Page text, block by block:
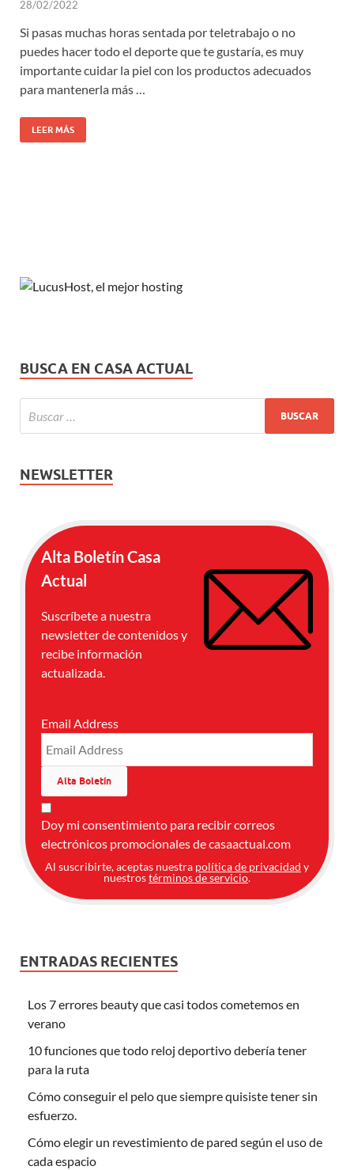
28/02/2022
Si pasas muchas horas sentada por teletrabajo o no
puedes hacer todo el deporte que te gustaría, es muy
importante cuidar la piel con los productos adecuados
para mantenerla más …
LEER MÁS
BUSCA EN CASA ACTUAL
NEWSLETTER
Alta Boletín Casa
Actual
Suscríbete a nuestra
newsletter de contenidos y
recibe información
actualizada.
Email Address
Doy mi consentimiento para recibir correos
electrónicos promocionales de casaactual.com
Al suscribirte, aceptas nuestra política de privacidad y
nuestrostérminos de servicio.
ENTRADAS RECIENTES
Los 7 errores beauty que casi todos cometemos en
verano
10 funciones que todo reloj deportivo debería tener
para la ruta
Cómo conseguir el pelo que siempre quisiste tener sin
esfuerzo.
Cómo elegir un revestimiento de pared según el uso de
cada espacio